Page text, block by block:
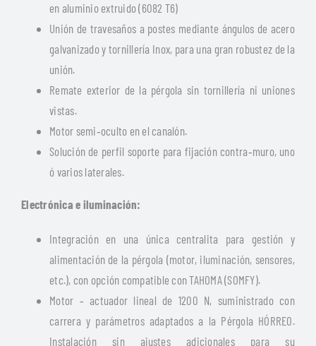
en aluminio extruido (6082 T6)
Unión de travesaños a postes mediante ángulos de acero
galvanizado y tornillería Inox, para una gran robustez de la
unión.
Remate exterior de la pérgola sin tornillería ni uniones
vistas.
Motor semi‐oculto en el canalón.
Solución de perfil soporte para fijación contra‐muro, uno
ó varios laterales.
Electrónica e iluminación:
Integración en una única centralita para gestión y
alimentación de la pérgola (motor, iluminación, sensores,
etc.), con opción compatible con TAHOMA (SOMFY).
Motor ‐ actuador lineal de 1200 N, suministrado con
carrera y parámetros adaptados a la Pérgola HÓRREO.
Instalación sin ajustes adicionales para su